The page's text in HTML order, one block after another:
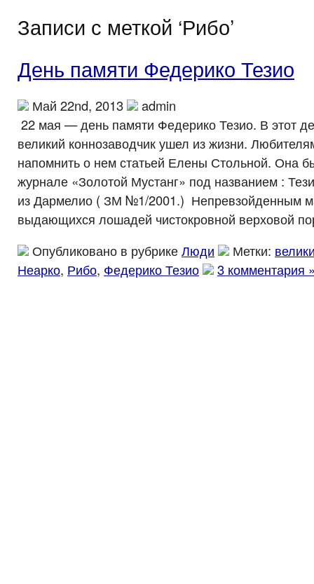
Записи с меткой ‘Рибо’
День памяти Федерико Тезио
Май 22nd, 2013
admin
22 мая — день памяти Федерико Тезио. В этот
великий коннозаводчик ушел из жизни.
напомнить о нем статьей Елены Стольной. Она
журнале «Золотой Мустанг» под названием :
из Дармелио ( ЗМ №1/2001.) Непревзойденным
выдающихся лошадей чистокровной верховой
Опубликовано в рубрикеЛюди Метки:
Неарко, Рибо, Федерико Тезио 3 комментария